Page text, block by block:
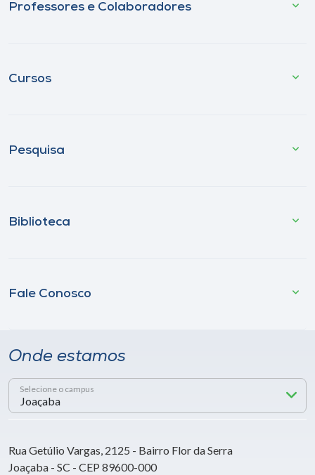
Professores e Colaboradores
Cursos
Pesquisa
Biblioteca
Fale Conosco
Onde estamos
Selecione o campus
Rua Getúlio Vargas, 2125 - Bairro Flor da Serra
Joaçaba - SC - CEP 89600-000